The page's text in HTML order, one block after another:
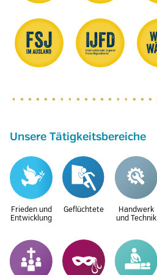
Unsere Tätigkeitsbereiche
Frieden und
Entwicklung
Geflüchtete
Handwerk
und Technik